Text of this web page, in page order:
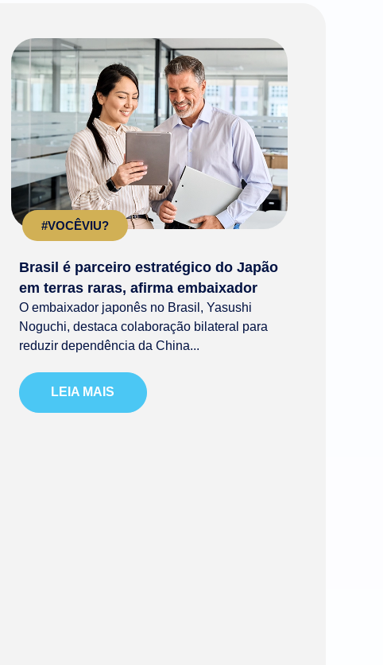
#VOCÊVIU?
Brasil é parceiro estratégico do Japão
em terras raras, afirma embaixador
O embaixador japonês no Brasil, Yasushi
Noguchi, destaca colaboração bilateral para
reduzir dependência da China...
LEIA MAIS